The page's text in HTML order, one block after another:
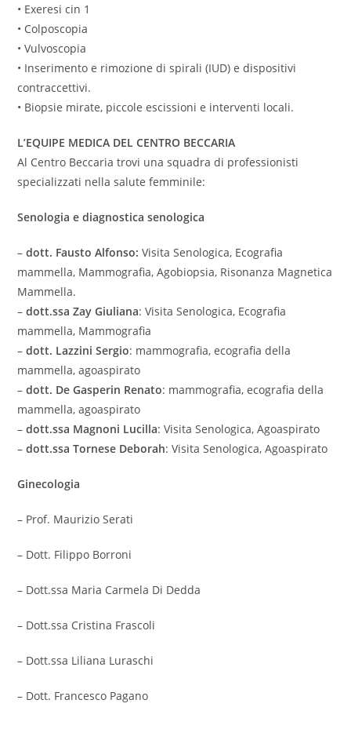
• Exeresi cin 1
• Colposcopia
• Vulvoscopia
• Inserimento e rimozione di spirali (IUD) e dispositivi
contraccettivi.
• Biopsie mirate, piccole escissioni e interventi locali.
L’EQUIPE MEDICA DEL CENTRO BECCARIA
Al Centro Beccaria trovi una squadra di professionisti
specializzati nella salute femminile:
Senologia e diagnostica senologica
– dott. Fausto Alfonso: Visita Senologica, Ecografia
mammella, Mammografia, Agobiopsia, Risonanza Magnetica
Mammella.
–dott.ssa Zay Giuliana: Visita Senologica, Ecografia
mammella, Mammografia
–dott. Lazzini Sergio: mammografia, ecografia della
mammella, agoaspirato
–dott. De Gasperin Renato: mammografia, ecografia della
mammella, agoaspirato
– dott.ssa Magnoni Lucilla: Visita Senologica, Agoaspirato
–dott.ssa Tornese Deborah: Visita Senologica, Agoaspirato
Ginecologia
– Prof. Maurizio Serati
– Dott. Filippo Borroni
– Dott.ssa Maria Carmela Di Dedda
– Dott.ssa Cristina Frascoli
– Dott.ssa Liliana Luraschi
– Dott. Francesco Pagano